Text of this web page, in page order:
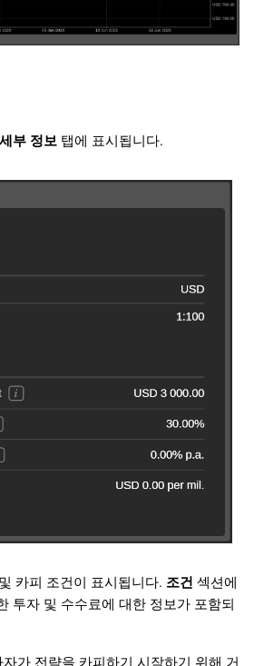
세부 정보 탭에 표시됩니다.
카피 조건이 표시됩니다. 조건 섹션에
투자 및 수수료에 대한 정보가 포함되